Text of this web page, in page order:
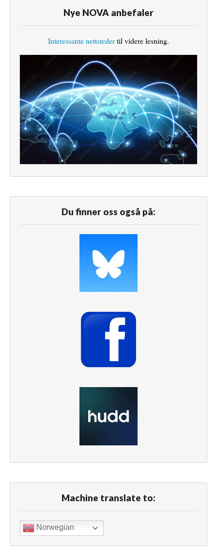
Nye NOVA anbefaler
Interessante nettstedertil videre lesning.
Du finner oss også på:
Machine translate to:
Norwegian